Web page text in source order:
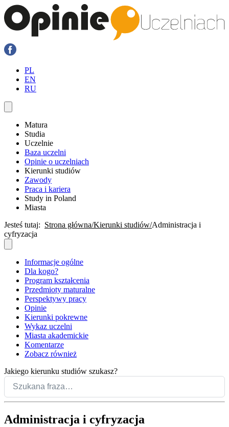
PL
EN
RU
Matura
Studia
Uczelnie
Baza uczelni
Opinie o uczelniach
Kierunki studiów
Zawody
Praca i kariera
Study in Poland
Miasta
Jesteś tutaj: Strona główna Kierunki studiów Administracja i
cyfryzacja
Informacje ogólne
Dla kogo?
Program kształcenia
Przedmioty maturalne
Perspektywy pracy
Opinie
Kierunki pokrewne
Wykaz uczelni
Miasta akademickie
Komentarze
Zobacz również
Jakiego kierunku studiów szukasz?
Administracja i cyfryzacja